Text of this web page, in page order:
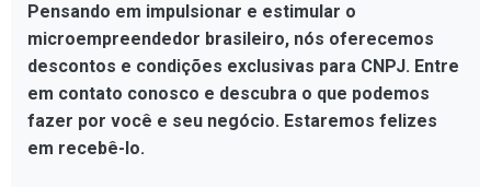
Pensando em impulsionar e estimular o
microempreendedor brasileiro, nós oferecemos
descontos e condições exclusivas para CNPJ. Entre
em contato conosco e descubra o que podemos
fazer por você e seu negócio. Estaremos felizes
em recebê-lo.